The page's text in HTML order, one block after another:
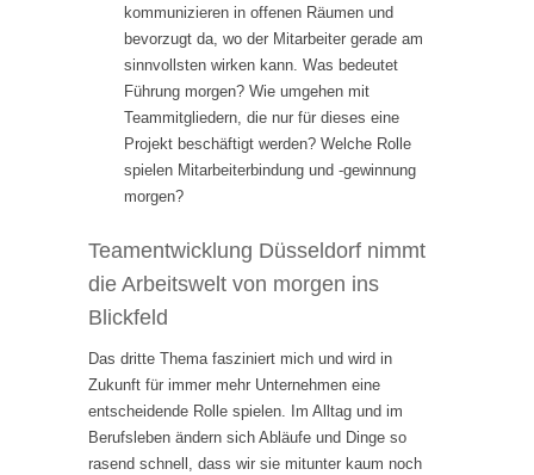
kommunizieren in offenen Räumen und
bevorzugt da, wo der Mitarbeiter gerade am
sinnvollsten wirken kann. Was bedeutet
Führung morgen? Wie umgehen mit
Teammitgliedern, die nur für dieses eine
Projekt beschäftigt werden? Welche Rolle
spielen Mitarbeiterbindung und -gewinnung
morgen?
Teamentwicklung Düsseldorf nimmt
die Arbeitswelt von morgen ins
Blickfeld
Das dritte Thema fasziniert mich und wird in
Zukunft für immer mehr Unternehmen eine
entscheidende Rolle spielen. Im Alltag und im
Berufsleben ändern sich Abläufe und Dinge so
rasend schnell, dass wir sie mitunter kaum noch